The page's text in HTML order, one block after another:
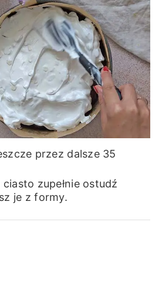
przez dalsze 35
zupełnie ostudź
je z formy.